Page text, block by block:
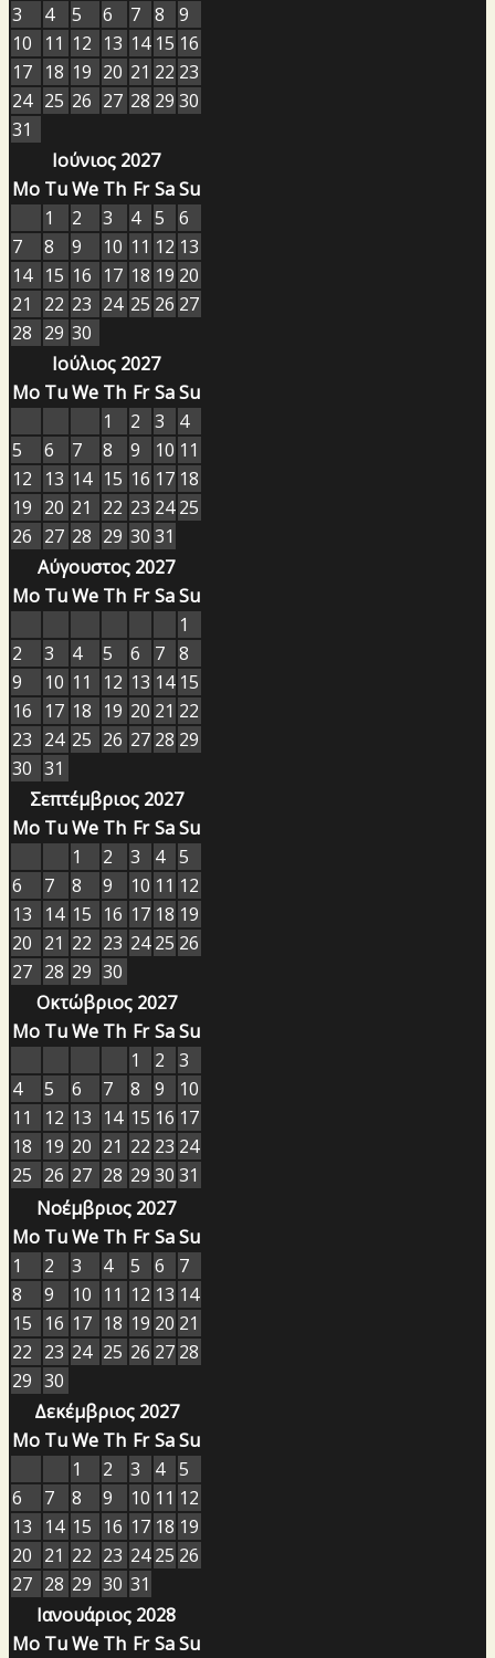
3 4 5 6 7 8
9
10
11 12 13 14 15 16
17 18 19 20 21 22 23
24 25 26 27 28 29 30
31
Ιούνιος 2027
Mo TuWe Th Fr SaSu
1
2 3 4 5
6
7
8 9 10 11 12 13
14 15 16 17 18 19 20
21
22 23 24 25 26 27
28 29 30
Ιούλιος 2027
Mo TuWe Th Fr SaSu
1
2 3
4
5
6 7 8 9 10 11
12
13 14 15 16 17 18
19 20 21 22 23 24 25
26 27 28 29 30 31
Αύγουστος 2027
Mo TuWe Th Fr SaSu
1
2
3 4 5 6 7 8
9
10 11 12 13 14 15
16
17 18 19 20 21 22
23 24 25 26 27 28 29
30 31
Σεπτέμβριος 2027
Mo TuWe Th Fr SaSu
1
2 3 4 5
6
7 8 9 10 11 12
13
14 15 16 17 18 19
20 21 22 23 24 25 26
27 28 29 30
Οκτώβριος 2027
Mo TuWe Th Fr SaSu
1
2
3
4
5 6 7 8 9
10
11
12 13 14 15 16 17
18
19 20 21 22 23 24
25 26 27 28 29 30 31
Νοέμβριος 2027
Mo TuWe Th Fr SaSu
1
2 3 4 5 6
7
8
9 10 11 12 13 14
15
16 17 18 19 20 21
22 23 24 25 26 27 28
29 30
Δεκέμβριος 2027
Mo TuWe Th Fr SaSu
1
2 3 4 5
6
7 8 9 10 11 12
13
14 15 16 17 18 19
20 21 22 23 24 25 26
27 28 29 30 31
Ιανουάριος 2028
Mo TuWe Th Fr SaSu